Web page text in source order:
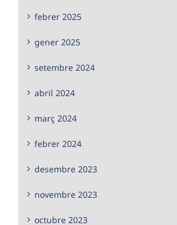
febrer 2025
gener 2025
setembre 2024
abril 2024
març 2024
febrer 2024
desembre 2023
novembre 2023
octubre 2023